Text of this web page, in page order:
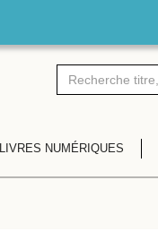
LIVRES NUMÉRIQUES